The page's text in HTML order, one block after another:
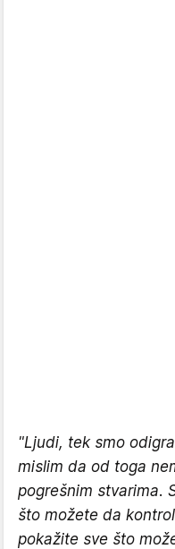
"Ljudi, tek smo
mislim da od toga
pogrešnim stvarima.
što možete da
pokažite sve što